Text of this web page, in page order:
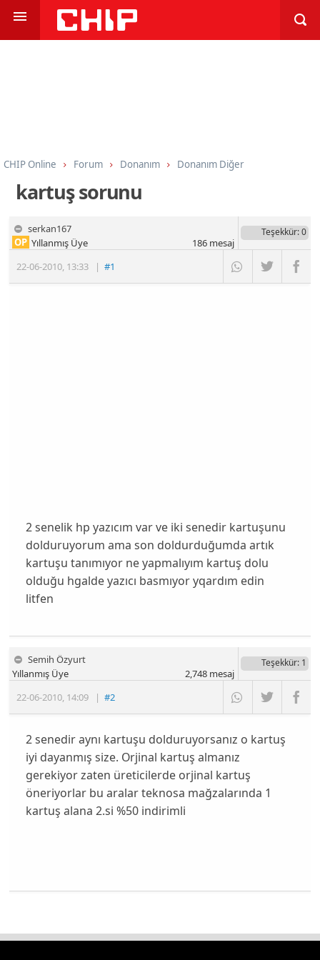
CHIP Online Forum Donanım Donanım Diğer
kartuş sorunu
serkan167
22-06-2010, 13:33 |#1
OP Yıllanmış Üye
Teşekkür: 0
186mesaj
2 senelik hp yazıcım var ve iki senedir kartuşunu
dolduruyorum ama son doldurduğumda artık
kartuşu tanımıyor ne yapmalıyım kartuş dolu
olduğu hgalde yazıcı basmıyor yqardım edin
litfen
Semih Özyurt
22-06-2010, 14:09 |#2
Yıllanmış Üye
Teşekkür: 1
2,748mesaj
2 senedir aynı kartuşu dolduruyorsanız o kartuş
iyi dayanmış size. Orjinal kartuş almanız
gerekiyor zaten üreticilerde orjinal kartuş
öneriyorlar bu aralar teknosa mağzalarında 1
kartuş alana 2.si %50 indirimli